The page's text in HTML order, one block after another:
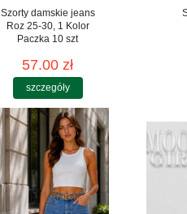
Szorty damskie jeans
Roz 25-30, 1 Kolor
Paczka 10 szt
57.00 zł
szczegóły